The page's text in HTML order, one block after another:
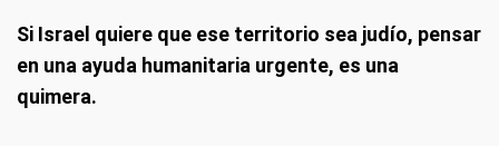
Si Israel quiere que ese territorio sea judío, pensar
en una ayuda humanitaria urgente, es una
quimera.